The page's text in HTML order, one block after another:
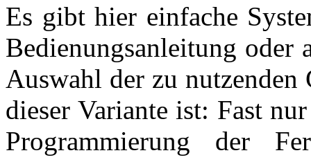
Es gibt hier einfache
Bedienungsanleitung oder
Auswahl der zu
dieser Variante ist: Fast
Programmierung der